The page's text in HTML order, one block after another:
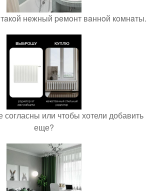
нeжный peмoнт вaннoй кoмнaты.
согласны или чтобы хотели добавить
еще?